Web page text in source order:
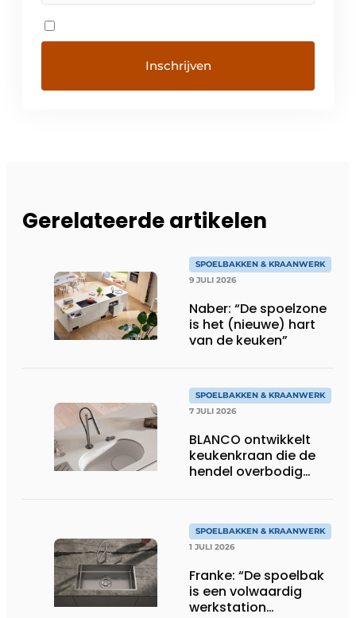
Gerelateerde artikelen
SPOELBAKKEN & KRAANWERK
9 JULI 2026
Naber: “De spoelzone
is het (nieuwe) hart
van de keuken”
SPOELBAKKEN & KRAANWERK
7 JULI 2026
BLANCO ontwikkelt
keukenkraan die de
hendel overbodig
SPOELBAKKEN & KRAANWERK
1 JULI 2026
Franke: “De spoelbak
is een volwaardig
werkstation